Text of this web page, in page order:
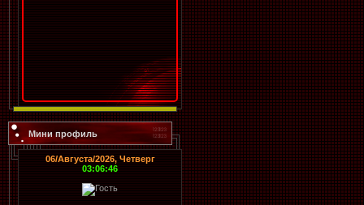
Мини профиль
06/Августа/2026, Четверг
03:06:46